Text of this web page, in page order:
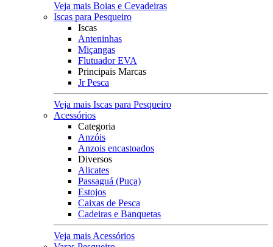
Veja mais Boias e Cevadeiras
Iscas para Pesqueiro
Iscas
Anteninhas
Miçangas
Flutuador EVA
Principais Marcas
Jr Pesca
Veja mais Iscas para Pesqueiro
Acessórios
Categoria
Anzóis
Anzois encastoados
Diversos
Alicates
Passaguá (Puça)
Estojos
Caixas de Pesca
Cadeiras e Banquetas
Veja mais Acessórios